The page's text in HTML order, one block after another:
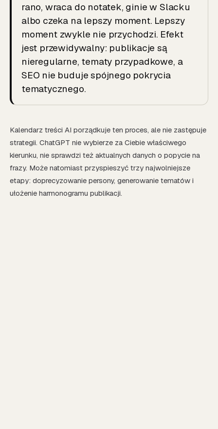
rano, wraca do notatek, ginie w Slacku
albo czeka na lepszy moment. Lepszy
moment zwykle nie przychodzi. Efekt
jest przewidywalny: publikacje są
nieregularne, tematy przypadkowe, a
SEO nie buduje spójnego pokrycia
tematycznego.
Kalendarz treści AI porządkuje ten proces, ale nie zastępuje
strategii. ChatGPT nie wybierze za Ciebie właściwego
kierunku, nie sprawdzi też aktualnych danych o popycie na
frazy. Może natomiast przyspieszyć trzy najwolniejsze
etapy: doprecyzowanie persony, generowanie tematów i
ułożenie harmonogramu publikacji.